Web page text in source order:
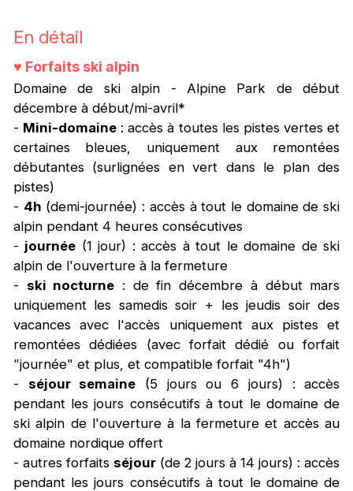
En détail
♥ Forfaits ski alpin
Domaine de ski alpin - Alpine Park de début
décembre à début/mi-avril*
- Mini-domaine: accès à toutes les pistes vertes et
certaines bleues, uniquement aux remontées
débutantes (surlignées en vert dans le plan des
pistes)
- 4h (demi-journée) : accès à tout le domaine de ski
alpin pendant 4 heures consécutives
- journée (1 jour) : accès à tout le domaine de ski
alpin de l'ouverture à la fermeture
- ski nocturne : de fin décembre à début mars
uniquement les samedis soir + les jeudis soir des
vacances avec l'accès uniquement aux pistes et
remontées dédiées (avec forfait dédié ou forfait
"journée" et plus, et compatible forfait "4h")
- séjour semaine (5 jours ou 6 jours) : accès
pendant les jours consécutifs à tout le domaine de
ski alpin de l'ouverture à la fermeture et accès au
domaine nordique offert
- autres forfaits séjour(de 2 jours à 14 jours) : accès
pendant les jours consécutifs à tout le domaine de